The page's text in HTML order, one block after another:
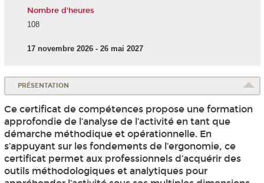
Nombre d'heures
108
17 novembre 2026 - 26 mai 2027
PRÉSENTATION
Ce certificat de compétences propose une formation
approfondie de l’analyse de l’activité en tant que
démarche méthodique et opérationnelle. En
s’appuyant sur les fondements de l’ergonomie, ce
certificat permet aux professionnels d’acquérir des
outils méthodologiques et analytiques pour